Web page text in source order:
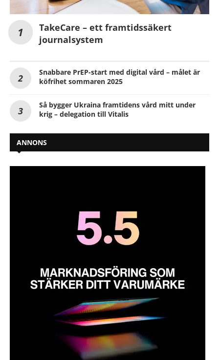
TakeCare – ett framtidssäkert
journalsystem
Snabbare PrEP-start med digital vård – målet är
köfrihet sommaren 2025
Så bygger Ukraina framtidens vård mitt under
krig – delegation till Vitalis
ANNONS